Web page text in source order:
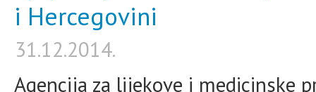
i Hercegovini
31.12.2014.
Agencija za lijekove i medicinske